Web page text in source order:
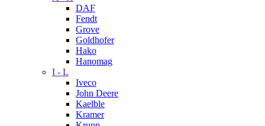
DAF
Fendt
Grove
Goldhofer
Hako
Hanomag
I - L
Iveco
John Deere
Kaelble
Kramer